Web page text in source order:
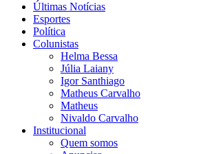
Últimas Notícias
Esportes
Política
Colunistas
Helma Bessa
Júlia Laiany
Igor Santhiago
Matheus Carvalho
Matheus
Nivaldo Carvalho
Institucional
Quem somos